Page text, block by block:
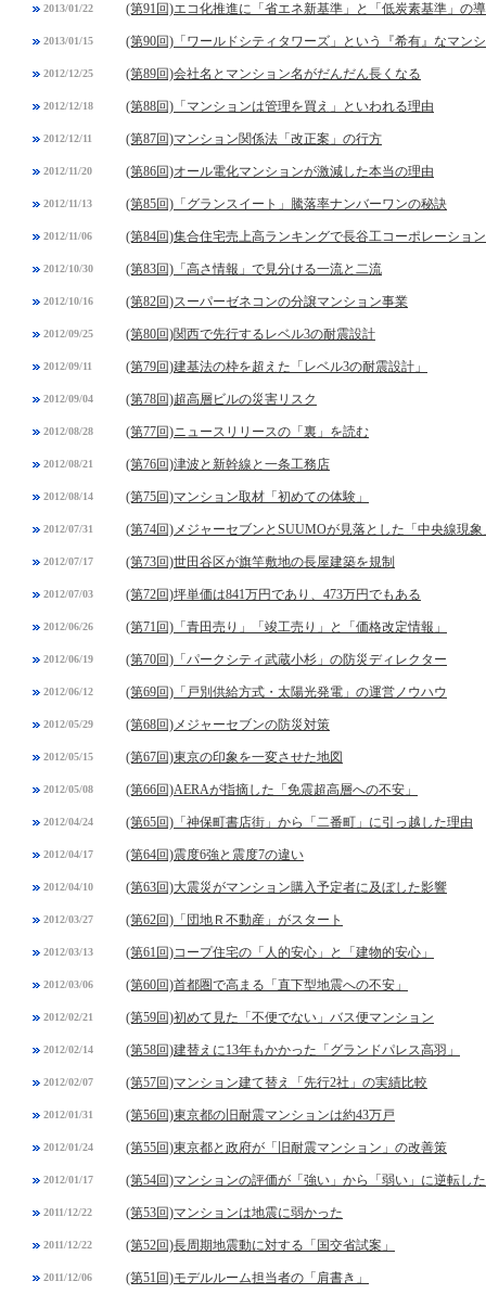
2013/01/22 (第91回)エコ化推進に「省エネ新基準」と「低炭素基準」の
2013/01/15 (第90回)「ワールドシティタワーズ」という『希有』なマン
2012/12/25 (第89回)会社名とマンション名がだんだん長くなる
2012/12/18 (第88回)「マンションは管理を買え」といわれる理由
2012/12/11 (第87回)マンション関係法「改正案」の行方
2012/11/20 (第86回)オール電化マンションが激減した本当の理由
2012/11/13 (第85回)「グランスイート」騰落率ナンバーワンの秘訣
2012/11/06 (第84回)集合住宅売上高ランキングで長谷工コーポレーショ
2012/10/30 (第83回)「高さ情報」で見分ける一流と二流
2012/10/16 (第82回)スーパーゼネコンの分譲マンション事業
2012/09/25 (第80回)関西で先行するレベル3の耐震設計
2012/09/11 (第79回)建基法の枠を超えた「レベル3の耐震設計」
2012/09/04 (第78回)超高層ビルの災害リスク
2012/08/28 (第77回)ニュースリリースの「裏」を読む
2012/08/21 (第76回)津波と新幹線と一条工務店
2012/08/14 (第75回)マンション取材「初めての体験」
2012/07/31 (第74回)メジャーセブンとSUUMOが見落とした「中央線現象
2012/07/17 (第73回)世田谷区が旗竿敷地の長屋建築を規制
2012/07/03 (第72回)坪単価は841万円であり、473万円でもある
2012/06/26 (第71回)「青田売り」「竣工売り」と「価格改定情報」
2012/06/19 (第70回)「パークシティ武蔵小杉」の防災ディレクター
2012/06/12 (第69回)「戸別供給方式・太陽光発電」の運営ノウハウ
2012/05/29 (第68回)メジャーセブンの防災対策
2012/05/15 (第67回)東京の印象を一変させた地図
2012/05/08 (第66回)AERAが指摘した「免震超高層への不安」
2012/04/24 (第65回)「神保町書店街」から「二番町」に引っ越した理由
2012/04/17 (第64回)震度6強と震度7の違い
2012/04/10 (第63回)大震災がマンション購入予定者に及ぼした影響
2012/03/27 (第62回)「団地Ｒ不動産」がスタート
2012/03/13 (第61回)コープ住宅の「人的安心」と「建物的安心」
2012/03/06 (第60回)首都圏で高まる「直下型地震への不安」
2012/02/21 (第59回)初めて見た「不便でない」バス便マンション
2012/02/14 (第58回)建替えに13年もかかった「グランドパレス高羽」
2012/02/07 (第57回)マンション建て替え「先行2社」の実績比較
2012/01/31 (第56回)東京都の旧耐震マンションは約43万戸
2012/01/24 (第55回)東京都と政府が「旧耐震マンション」の改善策
2012/01/17 (第54回)マンションの評価が「強い」から「弱い」に逆転し
2011/12/22 (第53回)マンションは地震に弱かった
2011/12/22 (第52回)長周期地震動に対する「国交省試案」
2011/12/06 (第51回)モデルルーム担当者の「肩書き」